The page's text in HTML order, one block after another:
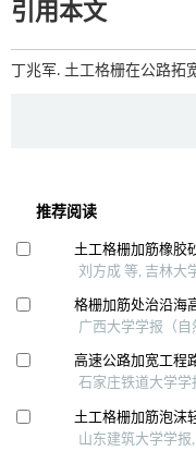
引用本文
丁兆军. 土工格栅在公路拓